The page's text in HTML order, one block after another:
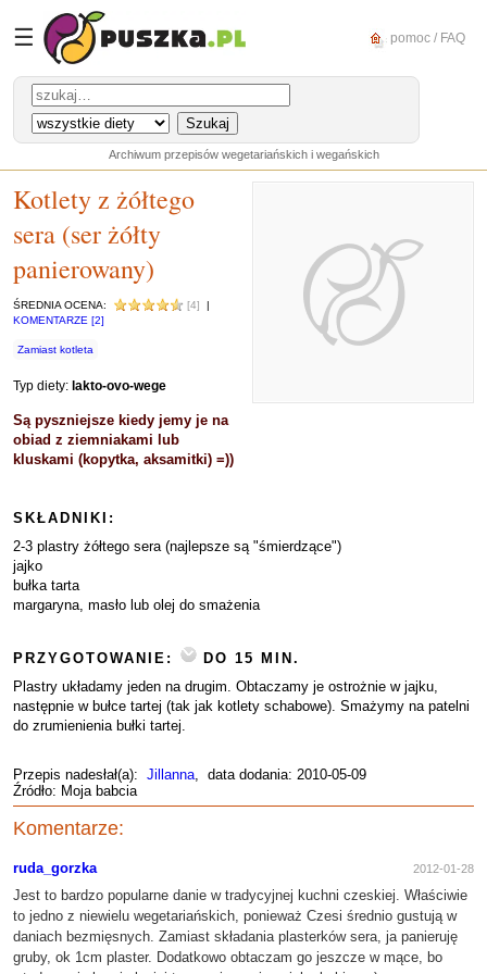
☰ pomoc / FAQ
Archiwum przepisów wegetariańskich i wegańskich
Kotlety z żółtego
sera (ser żółty
panierowany)
ŚREDNIA OCENA: [4]
|
KOMENTARZE [2]
Zamiast kotleta
Typ diety: lakto-ovo-wege
Są pyszniejsze kiedy jemy je na
obiad z ziemniakami lub
kluskami (kopytka, aksamitki) =))
SKŁADNIKI:
2-3 plastry żółtego sera (najlepsze są "śmierdzące")
jajko
bułka tarta
margaryna, masło lub olej do smażenia
PRZYGOTOWANIE:
DO 15 MIN.
Plastry układamy jeden na drugim. Obtaczamy je ostrożnie w jajku,
następnie w bułce tartej (tak jak kotlety schabowe). Smażymy na patelni
do zrumienienia bułki tartej.
Przepis nadesłał(a): Jillanna, data dodania: 2010-05-09
Źródło: Moja babcia
Komentarze:
ruda_gorzka 2012-01-28
Jest to bardzo popularne danie w tradycyjnej kuchni czeskiej. Właściwie
to jedno z niewielu wegetariańskich, ponieważ Czesi średnio gustują w
daniach bezmięsnych. Zamiast składania plasterków sera, ja panieruję
gruby, ok 1cm plaster. Dodatkowo obtaczam go jeszcze w mące, bo